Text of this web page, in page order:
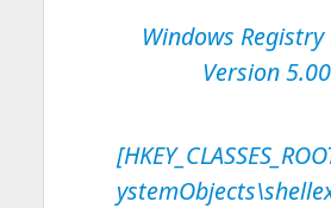
Windows
Version 5.00